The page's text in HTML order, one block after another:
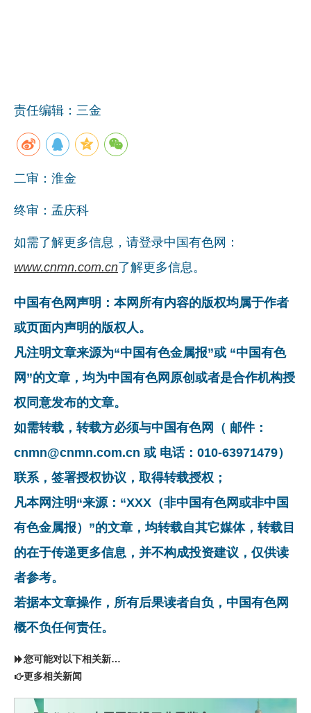
责任编辑：三金
二审：淮金
终审：孟庆科
如需了解更多信息，请登录中国有色网：
www.cnmn.com.cn了解更多信息。
中国有色网声明：本网所有内容的版权均属于作者
或页面内声明的版权人。
凡注明文章来源为“中国有色金属报”或 “中国有色
网”的文章，均为中国有色网原创或者是合作机构授
权同意发布的文章。
如需转载，转载方必须与中国有色网（ 邮件：
cnmn@cnmn.com.cn 或 电话：010-63971479）
联系，签署授权协议，取得转载授权；
凡本网注明“来源：“XXX（非中国有色网或非中国
有色金属报）”的文章，均转载自其它媒体，转载目
的在于传递更多信息，并不构成投资建议，仅供读
者参考。
若据本文章操作，所有后果读者自负，中国有色网
概不负任何责任。
您可能对以下相关新闻同样感兴趣
更多相关新闻